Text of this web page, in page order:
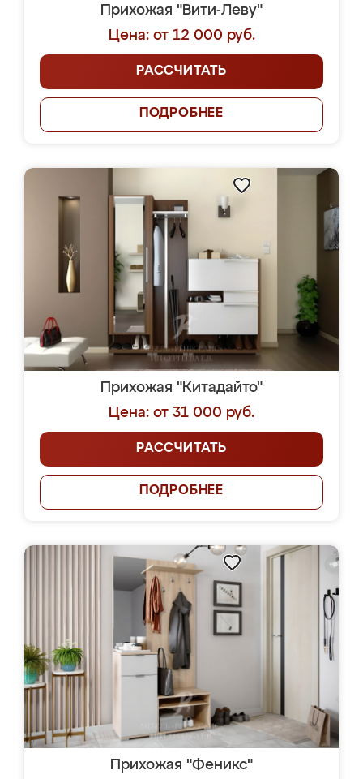
Прихожая "Вити-Леву"
Цена: от 12 000 руб.
РАССЧИТАТЬ
ПОДРОБНЕЕ
Прихожая "Китадайто"
Цена: от 31 000 руб.
РАССЧИТАТЬ
ПОДРОБНЕЕ
Прихожая "Феникс"